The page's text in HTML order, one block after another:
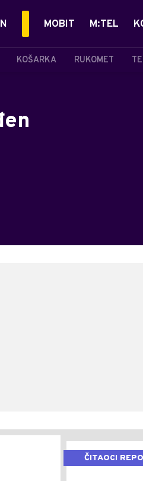
KOŠARKA RUKOMET
MOBIT M:TEL
ČITAOCI